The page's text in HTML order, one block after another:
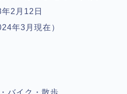
2月12日
年3月現在）
バイク・散歩